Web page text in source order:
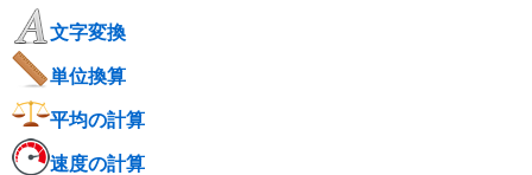
文字変換
単位換算
平均の計算
速度の計算